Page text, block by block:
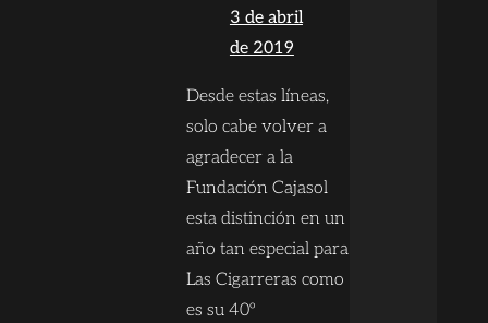
3 de abril
de 2019
Desde estas líneas,
solo cabe volver a
agradecer a la
Fundación Cajasol
esta distinción en un
año tan especial para
Las Cigarreras como
es su 40º